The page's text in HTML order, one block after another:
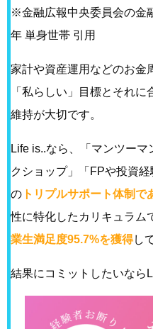
※金融広報中央委員会の金
年 単身世帯 引用
家計や資産運用などのお金
「私らしい」目標とそれ
維持が大切です。
Life is..なら、「マンツー
クショップ」「FPや投資経
の トリプルサポート体制で
性に特化したカリキュラム
業生満足度95.7%を獲得し
結果にコミットしたいなら